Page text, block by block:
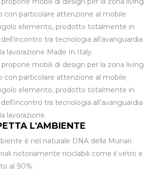
con particolare attenzione al mobile
elemento, prodotto totalmente in
tra tecnologia all’avanguardia
lavorazione Made In Italy.
propone mobili di design per la zona living
con particolare attenzione al mobile
elemento, prodotto totalmente in
tra tecnologia all’avanguardia
lavorazione.
L'AMBIENTE
è nel naturale DNA della Munari
notoriamente riciclabili come il vetro e
al 90%.